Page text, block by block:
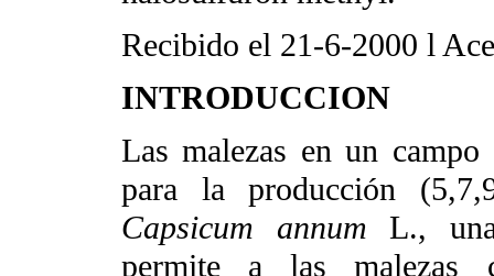
Recibido el 21-6-2000 l
INTRODUCCION
Las malezas en un
para la producción
Capsicum
annum L.,
permite a las malezas